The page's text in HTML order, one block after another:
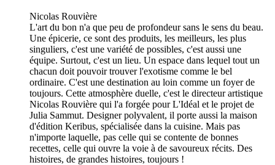
Nicolas Rouvière
L'art du bon n'a que peu de profondeur sans le sens du beau.
Une épicerie, ce sont des produits, les meilleurs, les plus
singuliers, c'est une variété de possibles, c'est aussi une
équipe. Surtout, c'est un lieu. Un espace dans lequel tout un
chacun doit pouvoir trouver l'exotisme comme le bel
ordinaire. C'est une destination au loin comme un foyer de
toujours. Cette atmosphère duelle, c'est le directeur artistique
Nicolas Rouvière qui l'a forgée pour L'Idéal et le projet de
Julia Sammut. Designer polyvalent, il porte aussi la maison
d'édition Keribus, spécialisée dans la cuisine. Mais pas
n'importe laquelle, pas celle qui se contente de bonnes
recettes, celle qui ouvre la voie à de savoureux récits. Des
histoires, de grandes histoires, toujours !